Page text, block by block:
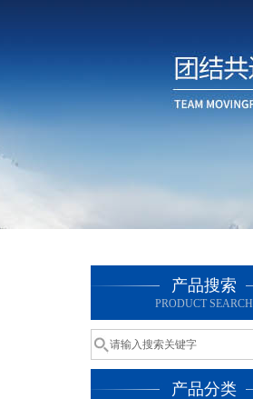
产品搜索
PRODUCT SEARCH
产品分类